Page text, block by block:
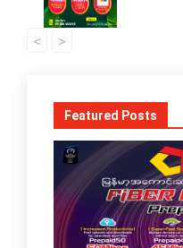
< >
Featured Posts